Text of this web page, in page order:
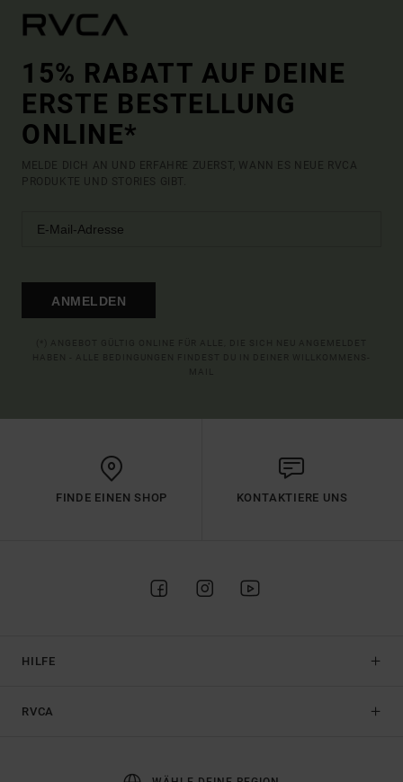
15% RABATT AUF DEINE
ERSTE BESTELLUNG
ONLINE*
MELDE DICH AN UND ERFAHRE ZUERST, WANN ES NEUE RVCA
PRODUKTE UND STORIES GIBT.
ANMELDEN
FINDE EINEN SHOP KONTAKTIERE UNS
HILFE
RVCA